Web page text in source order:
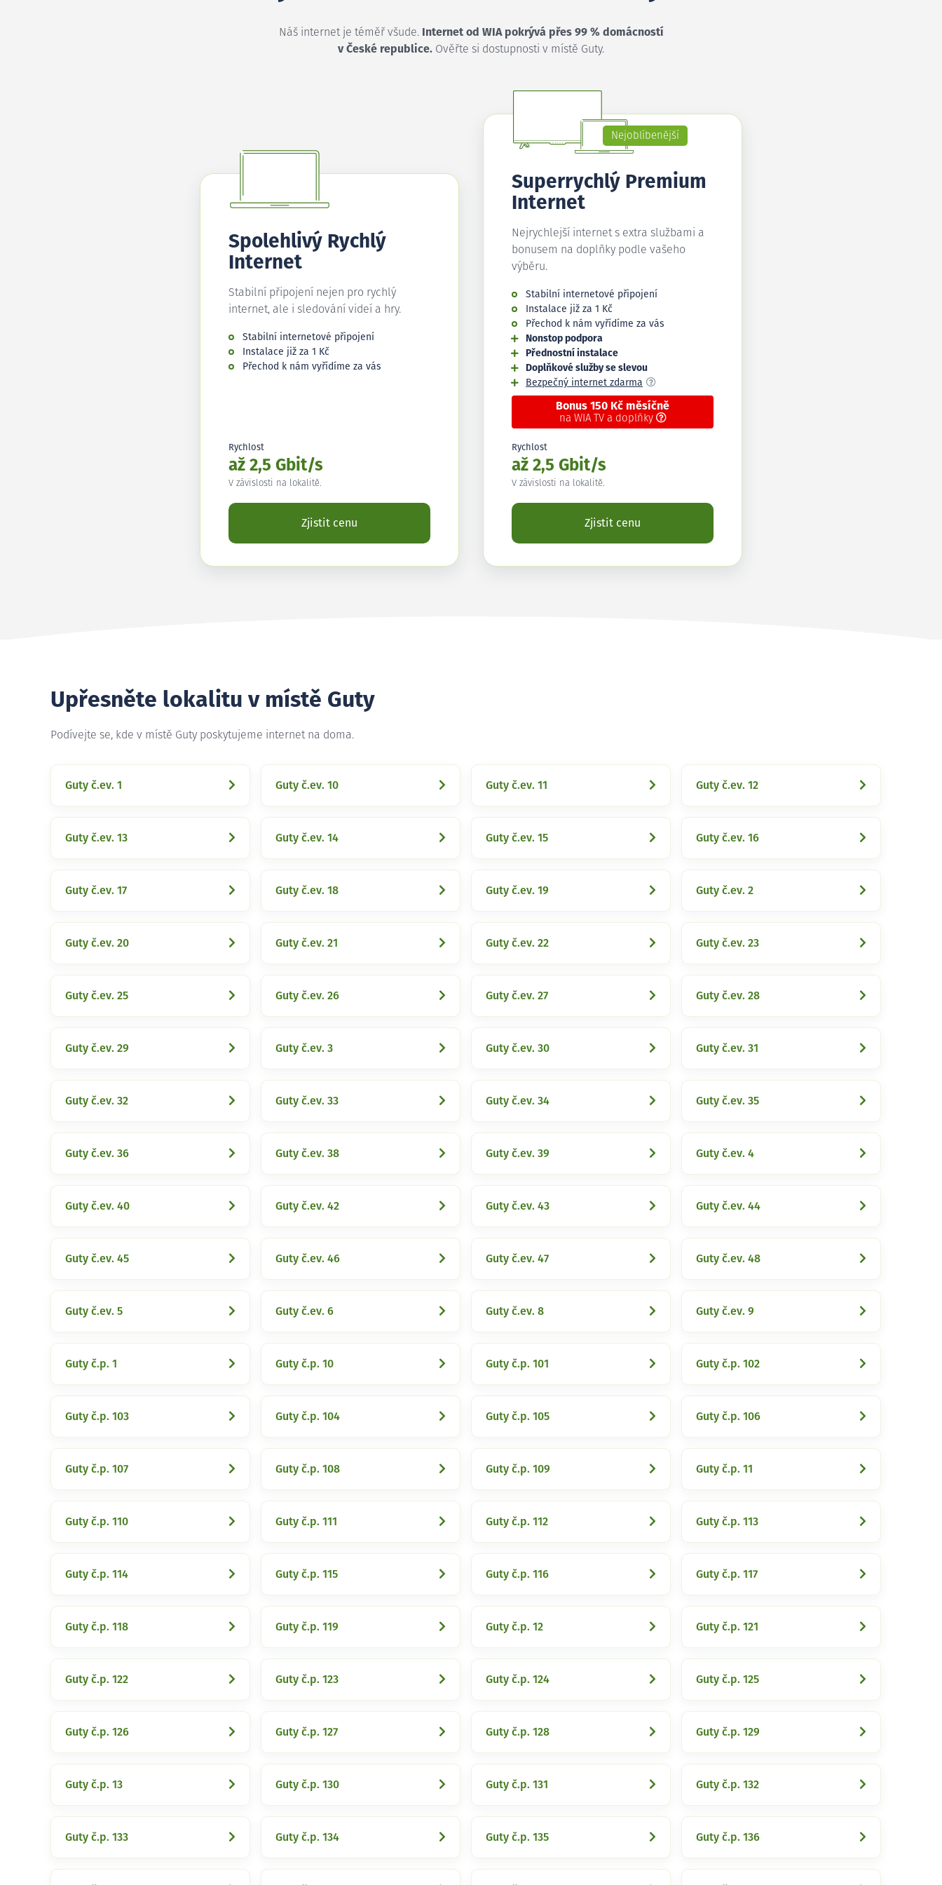
Náš internet je téměř všude.
Internet od WIA pokrývá přes 99 % domácností
v České republice. Ověřte si dostupnosti v místě Guty.
Spolehlivý Rychlý
Internet
Stabilní připojení nejen pro rychlý
internet, ale i sledování videí a hry.
Stabilní internetové připojení
Instalace již za 1 Kč
Přechod k nám vyřídíme za vás
Rychlost
až 2,5 Gbit/s
V závislosti na lokalitě.
Zjistit cenu
Nejoblíbenější
Superrychlý Premium
Internet
Nejrychlejší internet s extra službami a
bonusem na doplňky podle vašeho
výběru.
Stabilní internetové připojení
Instalace již za 1 Kč
Přechod k nám vyřídíme za vás
Nonstop podpora
Přednostní instalace
Doplňkové služby se slevou
Bezpečný internet zdarma
Bonus 150 Kč měsíčně
na WIA TV a doplňky
Rychlost
až 2,5 Gbit/s
V závislosti na lokalitě.
Zjistit cenu
Upřesněte lokalitu v místě Guty
Podívejte se, kde v místě Guty poskytujeme internet na doma.
Guty č.ev. 1 Guty č.ev. 10 Guty č.ev. 11 Guty č.ev. 12
Guty č.ev. 13 Guty č.ev. 14 Guty č.ev. 15 Guty č.ev. 16
Guty č.ev. 17 Guty č.ev. 18 Guty č.ev. 19 Guty č.ev. 2
Guty č.ev. 20 Guty č.ev. 21 Guty č.ev. 22 Guty č.ev. 23
Guty č.ev. 25 Guty č.ev. 26 Guty č.ev. 27 Guty č.ev. 28
Guty č.ev. 29 Guty č.ev. 3 Guty č.ev. 30 Guty č.ev. 31
Guty č.ev. 32 Guty č.ev. 33 Guty č.ev. 34 Guty č.ev. 35
Guty č.ev. 36 Guty č.ev. 38 Guty č.ev. 39 Guty č.ev. 4
Guty č.ev. 40 Guty č.ev. 42 Guty č.ev. 43 Guty č.ev. 44
Guty č.ev. 45 Guty č.ev. 46 Guty č.ev. 47 Guty č.ev. 48
Guty č.ev. 5 Guty č.ev. 6 Guty č.ev. 8 Guty č.ev. 9
Guty č.p. 1 Guty č.p. 10 Guty č.p. 101 Guty č.p. 102
Guty č.p. 103 Guty č.p. 104 Guty č.p. 105 Guty č.p. 106
Guty č.p. 107 Guty č.p. 108 Guty č.p. 109 Guty č.p. 11
Guty č.p. 110 Guty č.p. 111 Guty č.p. 112 Guty č.p. 113
Guty č.p. 114 Guty č.p. 115 Guty č.p. 116 Guty č.p. 117
Guty č.p. 118 Guty č.p. 119 Guty č.p. 12 Guty č.p. 121
Guty č.p. 122 Guty č.p. 123 Guty č.p. 124 Guty č.p. 125
Guty č.p. 126 Guty č.p. 127 Guty č.p. 128 Guty č.p. 129
Guty č.p. 13 Guty č.p. 130 Guty č.p. 131 Guty č.p. 132
Guty č.p. 133 Guty č.p. 134 Guty č.p. 135 Guty č.p. 136